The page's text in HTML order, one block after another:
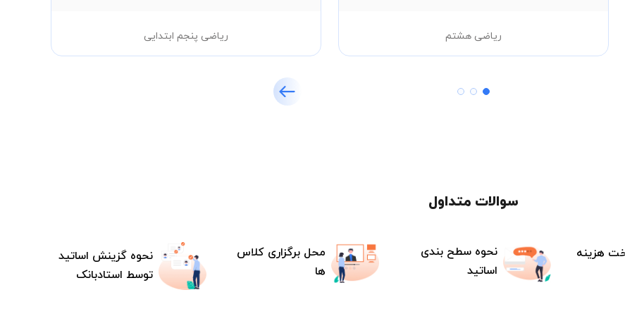
ریاضی هشتم ریاضی پنجم ابتدایی
سوالات متداول
هزینه
نحوه سطح بندی
اساتید
محل برگزاری کلاس
ها
نحوه گزینش اساتید
توسط استادبانک